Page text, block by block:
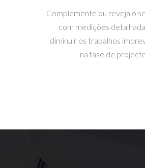
Complemente ou reveja o
com medições
diminuir os trabalhos
na fase de